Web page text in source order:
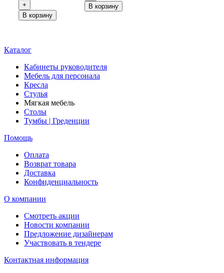
+
В корзину
В корзину
Каталог
Кабинеты руководителя
Мебель для персонала
Кресла
Стулья
Мягкая мебель
Столы
Тумбы | Греденции
Помощь
Оплата
Возврат товара
Доставка
Конфиденциальность
О компании
Смотреть акции
Новости компании
Предложение дизайнерам
Участвовать в тендере
Контактная информация